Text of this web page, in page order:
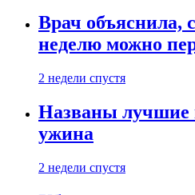
Врач объяснила,
неделю можно
2 недели спустя
Названы лучшие
ужина
2 недели спустя